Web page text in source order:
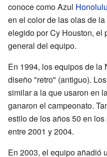
conoce como Azul Honolulu
en el color de las olas de
elegido por Cy Houston, el
general del equipo.
En 1994, los equipos de la
diseño "retro" (antiguo).
similar a la que usaron en
ganaron el campeonato.
estilo de los años 50 en los
entre 2001 y 2004.
En 2003, el equipo añadió